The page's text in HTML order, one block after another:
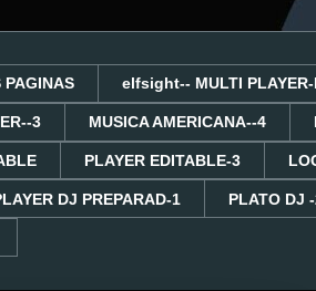
PAGINAS elfsight-- MULTI PLAYER-
3 MUSICA AMERICANA--4
PLAYER EDITABLE-3
DJ PREPARAD-1 PLATO DJ